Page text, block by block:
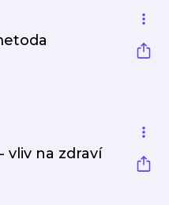
vliv na zdraví